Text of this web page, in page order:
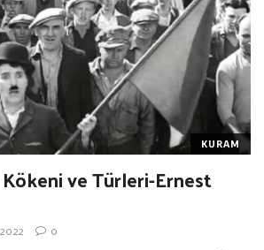
KURAM
ve Türleri-Ernest
0